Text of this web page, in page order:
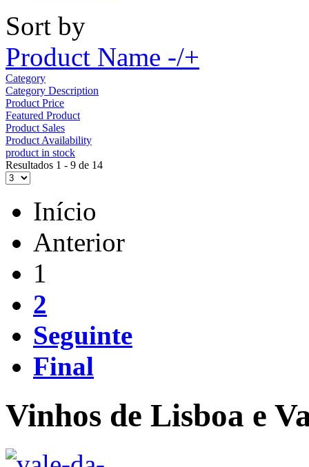
Sort by
Product Name -/+
Category
Category Description
Product Price
Featured Product
Product Sales
Product Availability
product in stock
Resultados 1 - 9 de 14
Início
Anterior
1
2
Seguinte
Final
Vinhos de Lisboa e